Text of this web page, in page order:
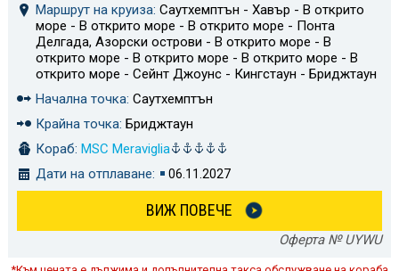
Маршрут на круиза: Саутхемптън - Хавър - В открито
море - В открито море - В открито море - Понта
Делгада, Азорски острови - В открито море - В
открито море - В открито море - В открито море - В
открито море - Сейнт Джоунс - Кингстаун - Бриджтаун
Начална точка: Саутхемптън
Крайна точка: Бриджтаун
Кораб: MSC Meraviglia
Дати на отплаване:
06.11.2027
ВИЖ ПОВЕЧЕ
Оферта № UYWU